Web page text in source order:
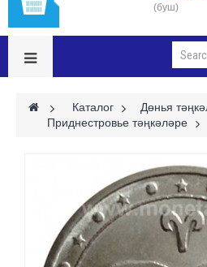
(буш)
> Каталог >
Дөнья
Приднестровье тәңкәләре >